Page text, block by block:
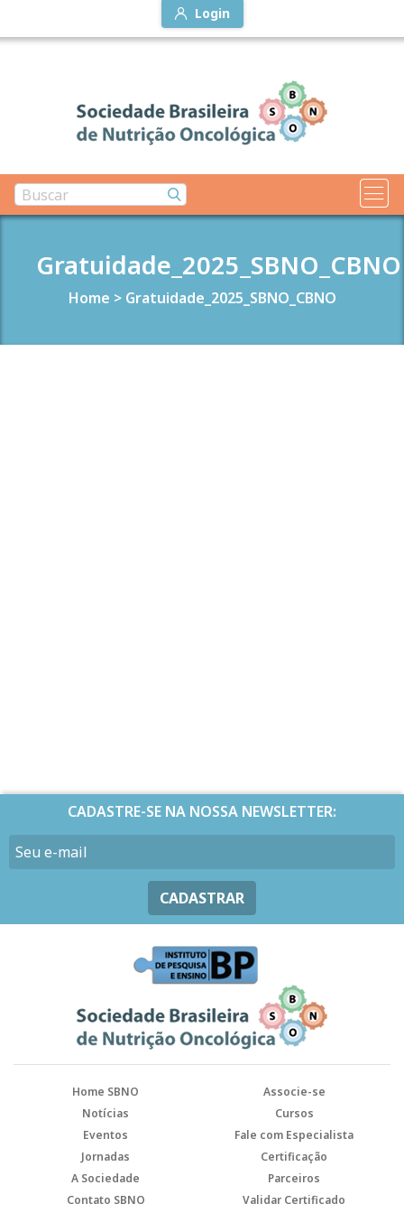
Login
Gratuidade_2025_SBNO_CBNO
Home > Gratuidade_2025_SBNO_CBNO
CADASTRE-SE NA NOSSA NEWSLETTER:
CADASTRAR
Home SBNO
Associe-se
Notícias
Cursos
Eventos
Fale com Especialista
Jornadas
Certificação
A Sociedade
Parceiros
Contato SBNO
Validar Certificado